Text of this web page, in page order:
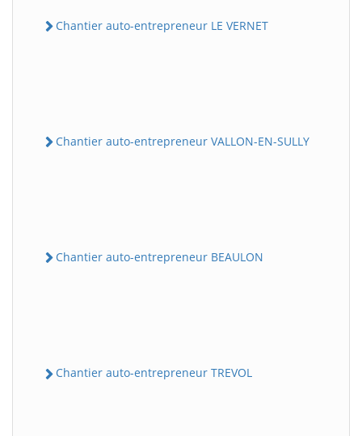
Chantier auto-entrepreneur LE VERNET
Chantier auto-entrepreneur VALLON-EN-SULLY
Chantier auto-entrepreneur BEAULON
Chantier auto-entrepreneur TREVOL